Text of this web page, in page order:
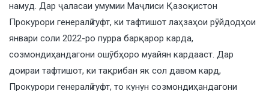
намуд. Дар ҷаласаи умумии Маҷлиси Қазоқистон
Прокурори генералӣ гуфт, ки тафтишот лаҳзаҳои рӯйдодҳои
январи соли 2022-ро пурра барқарор карда,
созмондиҳандагони ошӯбҳоро муайян кардааст. Дар
доираи тафтишот, ки тақрибан як сол давом кард,
Прокурори генералӣ гуфт, то кунун созмондиҳандагони